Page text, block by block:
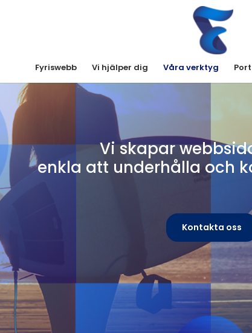
Fyriswebb Vi hjälper dig Våra verktyg
Vi skapar
enkla att underhålla och
Kontakta oss